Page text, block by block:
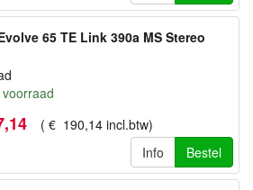
65 TE Link 390a MS Stereo
,14 ( € 190,14 incl.btw)
Info
Bestel